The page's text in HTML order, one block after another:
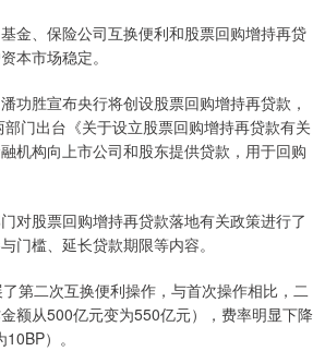
、保险公司互换便利和股票回购增持再贷
本市场稳定。
胜宣布央行将创设股票回购增持再贷款，
门出台《关于设立股票回购增持再贷款有关
机构向上市公司和股东提供贷款，用于回购
股票回购增持再贷款落地有关政策进行了
门槛、延长贷款期限等内容。
二次互换便利操作，与首次操作相比，二
额从500亿元变为550亿元），费率明显下降
）。